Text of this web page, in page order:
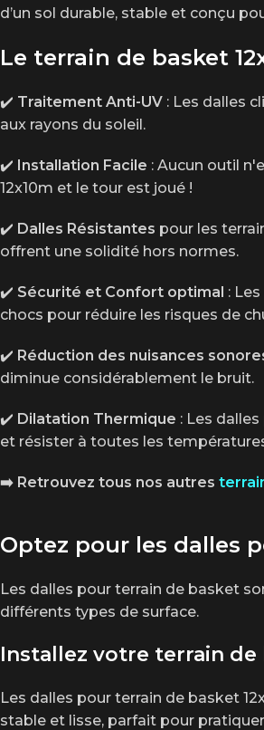
d’un sol durable, stable et conçu
Le terrain de basket
✔️ Traitement Anti-UV : Les dalles
aux rayons du soleil.
✔️ Installation Facile : Aucun outil
12x10m et le tour est joué !
✔️ Dalles Résistantes pour les
offrent une solidité hors normes.
✔️ Sécurité et Confort optimal :
chocs pour réduire les risques de
✔️ Réduction des nuisances
diminue considérablement le bruit.
✔️ Dilatation Thermique : Les
et résister à toutes les
➡️ Retrouvez tous nos autres
Optez pour les dalles
Les dalles pour terrain de basket
différents types de surface.
Installez votre terrain
Les dalles pour terrain de basket
stable et lisse, parfait pour